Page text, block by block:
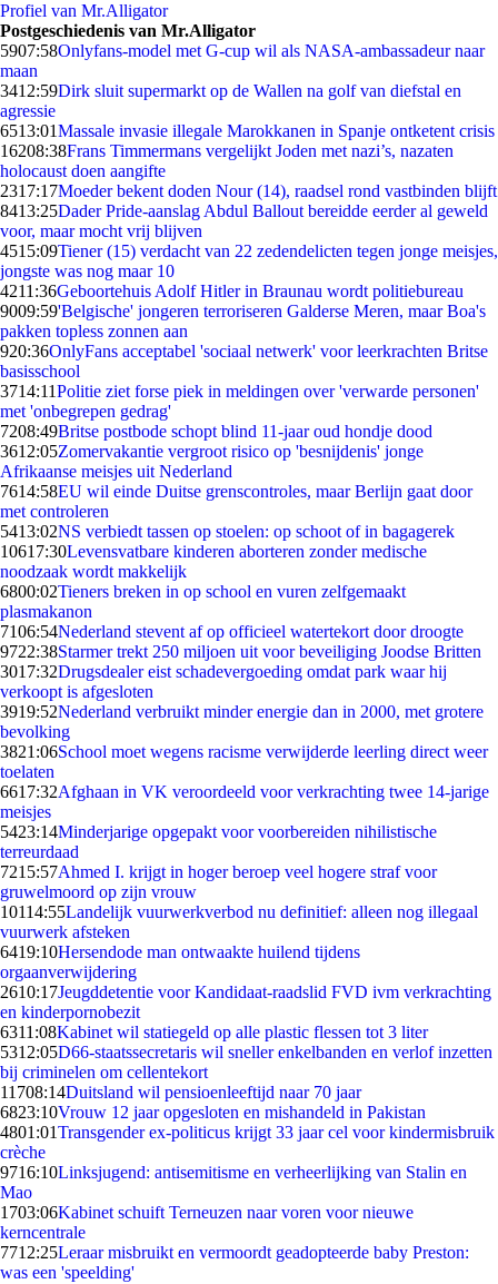
Profiel van Mr.Alligator
Postgeschiedenis van Mr.Alligator
5907:58Onlyfans-model met G-cup wil als NASA-ambassadeur naar
maan
3412:59Dirk sluit supermarkt op de Wallen na golf van diefstal en
agressie
6513:01Massale invasie illegale Marokkanen in Spanje ontketent crisis
16208:38Frans Timmermans vergelijkt Joden met nazi’s, nazaten
holocaust doen aangifte
2317:17Moeder bekent doden Nour (14), raadsel rond vastbinden blijft
8413:25Dader Pride-aanslag Abdul Ballout bereidde eerder al geweld
voor, maar mocht vrij blijven
4515:09Tiener (15) verdacht van 22 zedendelicten tegen jonge meisjes,
jongste was nog maar 10
4211:36Geboortehuis Adolf Hitler in Braunau wordt politiebureau
9009:59'Belgische' jongeren terroriseren Galderse Meren, maar Boa's
pakken topless zonnen aan
920:36OnlyFans acceptabel 'sociaal netwerk' voor leerkrachten Britse
basisschool
3714:11Politie ziet forse piek in meldingen over 'verwarde personen'
met 'onbegrepen gedrag'
7208:49Britse postbode schopt blind 11-jaar oud hondje dood
3612:05Zomervakantie vergroot risico op 'besnijdenis' jonge
Afrikaanse meisjes uit Nederland
7614:58EU wil einde Duitse grenscontroles, maar Berlijn gaat door
met controleren
5413:02NS verbiedt tassen op stoelen: op schoot of in bagagerek
10617:30Levensvatbare kinderen aborteren zonder medische
noodzaak wordt makkelijk
6800:02Tieners breken in op school en vuren zelfgemaakt
plasmakanon
7106:54Nederland stevent af op officieel watertekort door droogte
9722:38Starmer trekt 250 miljoen uit voor beveiliging Joodse Britten
3017:32Drugsdealer eist schadevergoeding omdat park waar hij
verkoopt is afgesloten
3919:52Nederland verbruikt minder energie dan in 2000, met grotere
bevolking
3821:06School moet wegens racisme verwijderde leerling direct weer
toelaten
6617:32Afghaan in VK veroordeeld voor verkrachting twee 14-jarige
meisjes
5423:14Minderjarige opgepakt voor voorbereiden nihilistische
terreurdaad
7215:57Ahmed I. krijgt in hoger beroep veel hogere straf voor
gruwelmoord op zijn vrouw
10114:55Landelijk vuurwerkverbod nu definitief: alleen nog illegaal
vuurwerk afsteken
6419:10Hersendode man ontwaakte huilend tijdens
orgaanverwijdering
2610:17Jeugddetentie voor Kandidaat-raadslid FVD ivm verkrachting
en kinderpornobezit
6311:08Kabinet wil statiegeld op alle plastic flessen tot 3 liter
5312:05D66-staatssecretaris wil sneller enkelbanden en verlof inzetten
bij criminelen om cellentekort
11708:14Duitsland wil pensioenleeftijd naar 70 jaar
6823:10Vrouw 12 jaar opgesloten en mishandeld in Pakistan
4801:01Transgender ex-politicus krijgt 33 jaar cel voor kindermisbruik
crèche
9716:10Linksjugend: antisemitisme en verheerlijking van Stalin en
Mao
1703:06Kabinet schuift Terneuzen naar voren voor nieuwe
kerncentrale
7712:25Leraar misbruikt en vermoordt geadopteerde baby Preston:
was een 'speelding'